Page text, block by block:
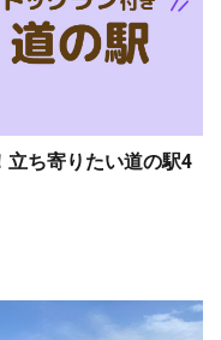
立ち寄りたい道の駅4